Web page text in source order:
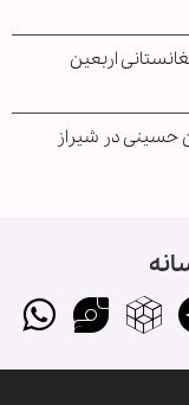
اربعین
حسینی در شیراز